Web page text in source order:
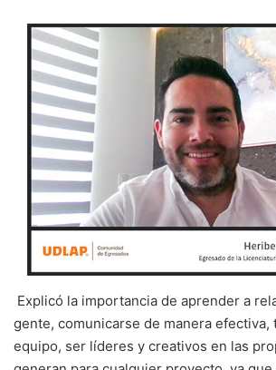
Explicó la importancia de aprender a
gente, comunicarse de manera efectiva,
equipo, ser líderes y creativos en las